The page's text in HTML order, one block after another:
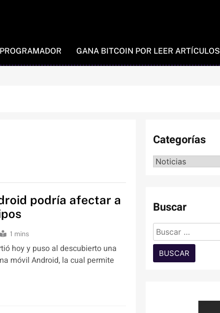
GANA BITCOIN POR LEER ARTÍCULOS
podría afectar a
1 mins
hoy y puso al descubierto una
móvil Android, la cual permite
Categorías
Categorías
Buscar
Buscar: